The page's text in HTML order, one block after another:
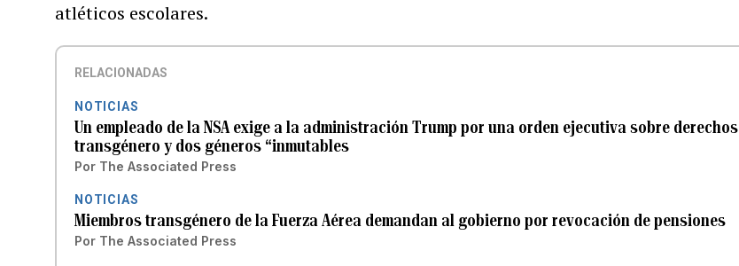
atléticos escolares.
RELACIONADAS
NOTICIAS
Un empleado de la NSA exige a la administración Trump por una orden ejecutiva sobre derechos
transgénero y dos géneros “inmutables
Por The Associated Press
NOTICIAS
Miembros transgénero de la Fuerza Aérea demandan al gobierno por revocación de pensiones
Por The Associated Press